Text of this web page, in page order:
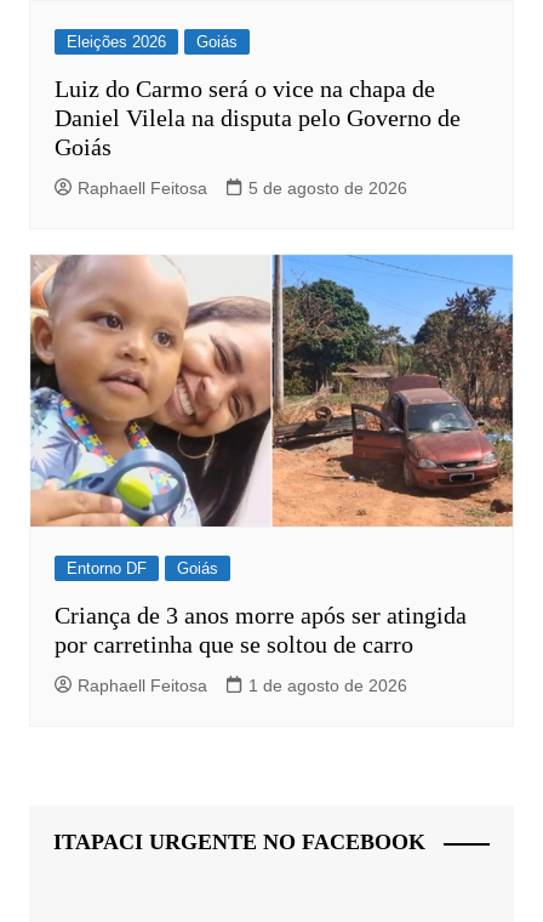
Eleições 2026 Goiás
Luiz do Carmo será o vice na chapa de
Daniel Vilela na disputa pelo Governo de
Goiás
Raphaell Feitosa 5 de agosto de 2026
Entorno DF Goiás
Criança de 3 anos morre após ser atingida
por carretinha que se soltou de carro
Raphaell Feitosa 1 de agosto de 2026
ITAPACI URGENTE NO FACEBOOK